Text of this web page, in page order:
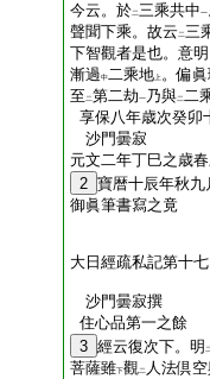
今云。於二三乘共中一
聲聞下乘。故云 二三
下智觀者是也。意
漸過中二乘地 上 。偏
至 二第二劫一 乃與二二
享保八年歳次癸卯
沙門曇寂
元文二年丁巳之歳
2 寶暦十辰年秋
御眞筆書寫
大日經疏私記第十七
沙門曇寂撰
住心品第一之餘
3 經云復次下。明
菩薩雖下觀二 人法倶